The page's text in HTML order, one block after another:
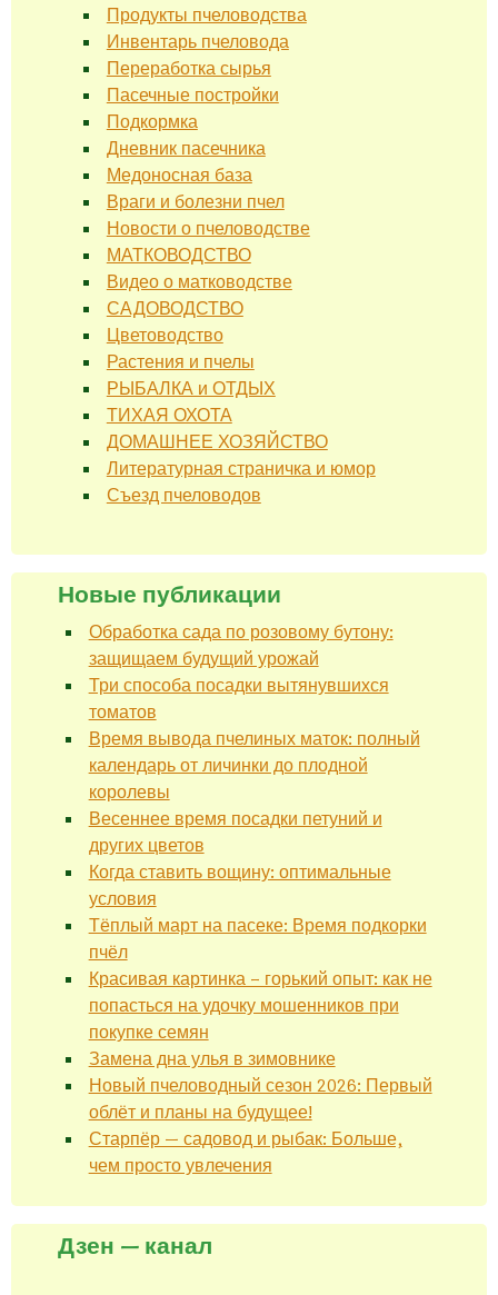
Продукты пчеловодства
Инвентарь пчеловода
Переработка сырья
Пасечные постройки
Подкормка
Дневник пасечника
Медоносная база
Враги и болезни пчел
Новости о пчеловодстве
МАТКОВОДСТВО
Видео о матководстве
САДОВОДСТВО
Цветоводство
Растения и пчелы
РЫБАЛКА и ОТДЫХ
ТИХАЯ ОХОТА
ДОМАШНЕЕ ХОЗЯЙСТВО
Литературная страничка и юмор
Съезд пчеловодов
Новые публикации
Обработка сада по розовому бутону:
защищаем будущий урожай
Три способа посадки вытянувшихся
томатов
Время вывода пчелиных маток: полный
календарь от личинки до плодной
королевы
Весеннее время посадки петуний и
других цветов
Когда ставить вощину: оптимальные
условия
Тёплый март на пасеке: Время подкорки
пчёл
Красивая картинка – горький опыт: как не
попасться на удочку мошенников при
покупке семян
Замена дна улья в зимовнике
Новый пчеловодный сезон 2026: Первый
облёт и планы на будущее!
Старпёр — садовод и рыбак: Больше,
чем просто увлечения
Дзен — канал